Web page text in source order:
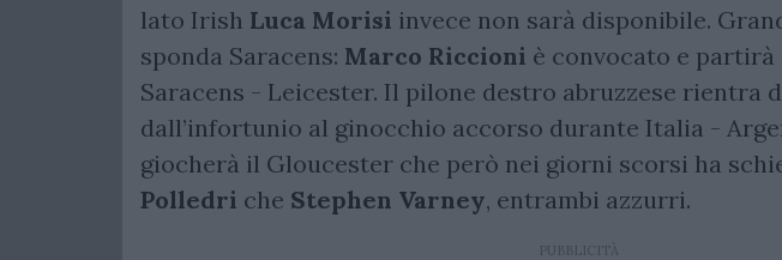
lato Irish Luca Morisi invece non sarà disponibile.
sponda Saracens: Marco Riccioni è convocato e
Saracens - Leicester. Il pilone destro abruzzese rientra
dall’infortunio al ginocchio accorso durante Italia -
giocherà il Gloucester che però nei giorni scorsi ha
Polledri che Stephen Varney, entrambi azzurri.